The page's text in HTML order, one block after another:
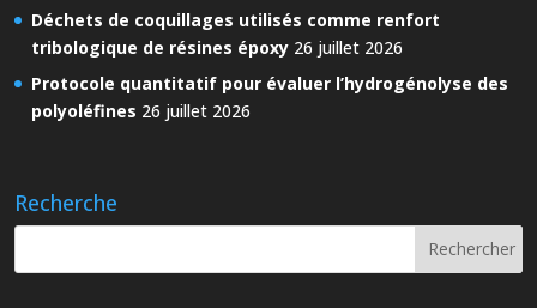
Déchets de coquillages utilisés comme renfort
tribologique de résines époxy 26 juillet 2026
Protocole quantitatif pour évaluer l’hydrogénolyse des
polyoléfines 26 juillet 2026
Recherche